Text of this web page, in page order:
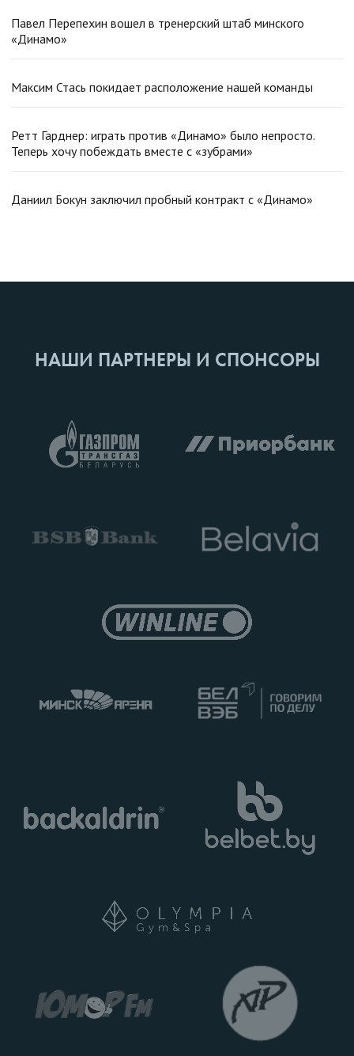
Павел Перепехин вошел в тренерский штаб минского
«Динамо»
Максим Стась покидает расположение нашей команды
Ретт Гарднер: играть против «Динамо» было непросто.
Теперь хочу побеждать вместе с «зубрами»
Даниил Бокун заключил пробный контракт с «Динамо»
НАШИ ПАРТНЕРЫ И СПОНСОРЫ